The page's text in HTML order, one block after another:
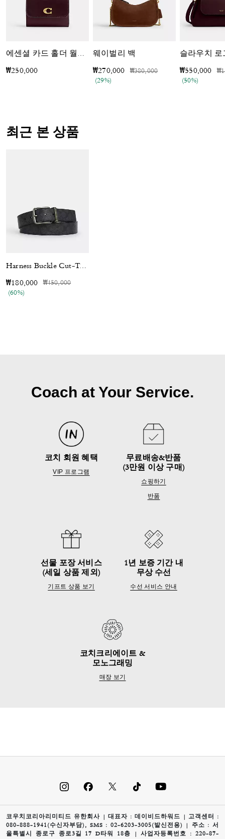
에센셜 카드 홀더 월릿 인 컬러블럭
₩250,000
웨이벌리 백
₩270,000 가격 인하 전
₩380,000인하됨
(29%)
₩550,000 가
(50%)
최근 본 상품
Harness Buckle Cut-To-Size Reversible Belt, 38 Mm
₩180,000 가격 인하 전
₩450,000인하됨
(60%)
Coach at Your Service.
코치 회원 혜택
VIP 프로그램
무료배송&반품
(3만원 이상 구매)
쇼핑하기
반품
선물 포장 서비스
(세일 상품 제외)
기프트 상품 보기
1년 보증 기간 내
무상 수선
수선 서비스 안내
코치크리에이트 &
모노그래밍
매장 보기
코우치코리아리미티드 유한회사 | 대표자 : 데이비드하워드 | 고객센터 :
080-888-1941(수신자부담), SMS : 02-6203-3005(발신전용) | 주소 : 서
울특별시 종로구 종로3길 17 D타워 18층 | 사업자등록번호 : 220-87-